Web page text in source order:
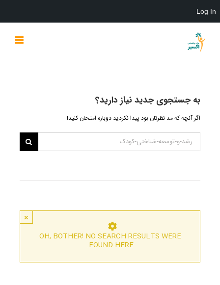
Log In
content
به جستجوی جديد نياز داريد؟
اگر آنچه که مد نظرتان بود پیدا نکردید دوباره امتحان کنید!
×
OH, BOTHER! NO SEARCH RESULTS WERE
FOUND HERE.